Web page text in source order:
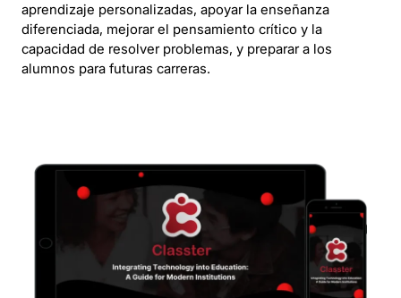
aprendizaje personalizadas, apoyar la enseñanza
diferenciada, mejorar el pensamiento crítico y la
capacidad de resolver problemas, y preparar a los
alumnos para futuras carreras.